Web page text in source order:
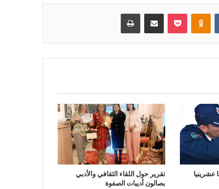
Odnoklassniki
بوكيت مشاركة عبر البريد طباعة
تقرير حول اللقاء الثقافي والأدبي
بصالون أديبات الصفوة